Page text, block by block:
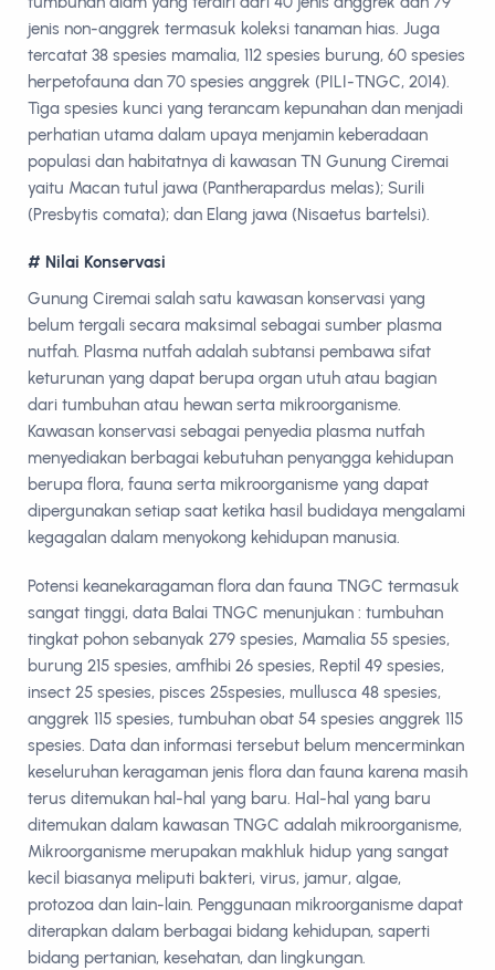
jenis non-anggrek termasuk koleksi tanaman hias. Juga
tercatat 38 spesies mamalia, 112 spesies burung, 60 spesies
herpetofauna dan 70 spesies anggrek (PILI-TNGC, 2014).
Tiga spesies kunci yang terancam kepunahan dan menjadi
perhatian utama dalam upaya menjamin keberadaan
populasi dan habitatnya di kawasan TN Gunung Ciremai
yaitu Macan tutul jawa (Pantherapardus melas); Surili
(Presbytis comata); dan Elang jawa (Nisaetus bartelsi).
# Nilai Konservasi
Gunung Ciremai salah satu kawasan konservasi yang
belum tergali secara maksimal sebagai sumber plasma
nutfah. Plasma nutfah adalah subtansi pembawa sifat
keturunan yang dapat berupa organ utuh atau bagian
dari tumbuhan atau hewan serta mikroorganisme.
Kawasan konservasi sebagai penyedia plasma nutfah
menyediakan berbagai kebutuhan penyangga kehidupan
berupa flora, fauna serta mikroorganisme yang dapat
dipergunakan setiap saat ketika hasil budidaya mengalami
kegagalan dalam menyokong kehidupan manusia.
Potensi keanekaragaman flora dan fauna TNGC termasuk
sangat tinggi, data Balai TNGC menunjukan : tumbuhan
tingkat pohon sebanyak 279 spesies, Mamalia 55 spesies,
burung 215 spesies, amfhibi 26 spesies, Reptil 49 spesies,
insect 25 spesies, pisces 25spesies, mullusca 48 spesies,
anggrek 115 spesies, tumbuhan obat 54 spesies anggrek 115
spesies. Data dan informasi tersebut belum mencerminkan
keseluruhan keragaman jenis flora dan fauna karena masih
terus ditemukan hal-hal yang baru. Hal-hal yang baru
ditemukan dalam kawasan TNGC adalah mikroorganisme,
Mikroorganisme merupakan makhluk hidup yang sangat
kecil biasanya meliputi bakteri, virus, jamur, algae,
protozoa dan lain-lain. Penggunaan mikroorganisme dapat
diterapkan dalam berbagai bidang kehidupan, saperti
bidang pertanian, kesehatan, dan lingkungan.